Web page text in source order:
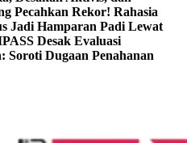
Pecahkan Rekor! Rahasia
Jadi Hamparan Padi Lewat
Desak Evaluasi
Soroti Dugaan Penahanan